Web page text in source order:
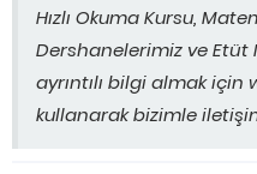
Hızlı Okuma Kursu,
Dershanelerimiz ve Etüt
ayrıntılı bilgi almak için
kullanarak bizimle